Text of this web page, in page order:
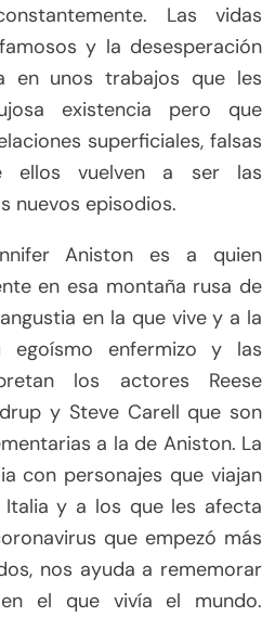
Las vidas
y la desesperación
en unos trabajos que les
existencia pero que
superficiales, falsas
ellos vuelven a ser las
nuevos episodios.
Aniston es a quien
en esa montaña rusa de
en la que vive y a la
enfermizo y las
los actores Reese
y Steve Carell que son
a la de Aniston. La
con personajes que viajan
y a los que les afecta
que empezó más
nos ayuda a rememorar
el que vivía el mundo.